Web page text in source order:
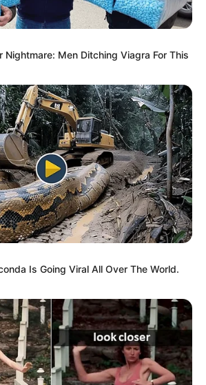
schönsten Schlösservorgestellt.
Nightmare: Men Ditching Viagra For This
Is Going Viral All Over The World.